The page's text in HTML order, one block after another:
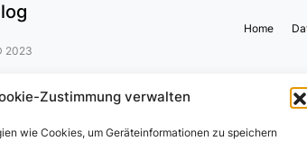
Zustimmung verwalten
wie Cookies, um Geräteinformationen zu speichern
2023
Home